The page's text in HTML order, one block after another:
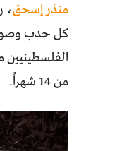
منذر إسحق،
كل حدب
الفلسطينيين
من 14 شهراً.